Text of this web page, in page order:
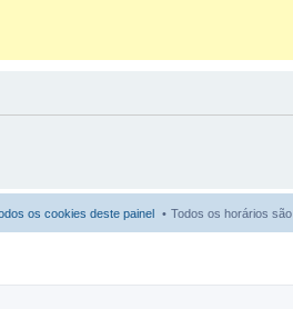
Todos os horários são
os cookies deste painel